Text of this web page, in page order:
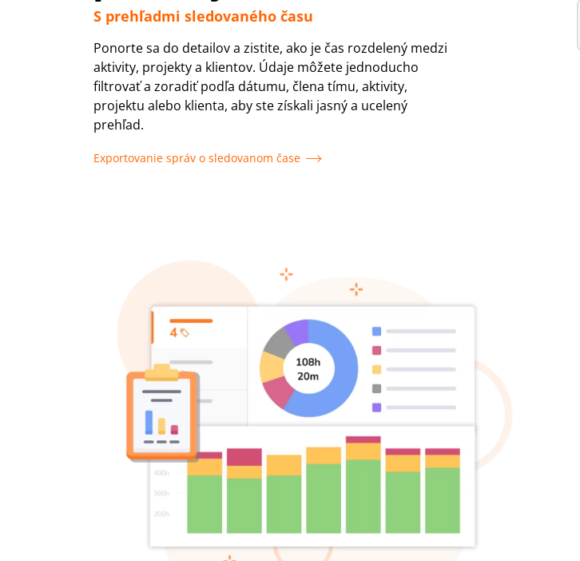
S prehľadmi sledovaného času
Ponorte sa do detailov a zistite, ako je čas rozdelený medzi
aktivity, projekty a klientov. Údaje môžete jednoducho
filtrovať a zoradiť podľa dátumu, člena tímu, aktivity,
projektu alebo klienta, aby ste získali jasný a ucelený
prehľad.
Exportovanie správ o sledovanom čase